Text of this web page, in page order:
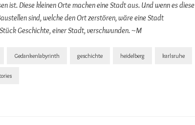
ist. Diese kleinen Orte machen eine Stadt aus. Und wenn es diese
sind, welche den Ort zerstören, wäre eine Stadt
Geschichte, einer Stadt, verschwunden. ~M
Gedankenlabyrinth geschichte heidelberg karlsruhe